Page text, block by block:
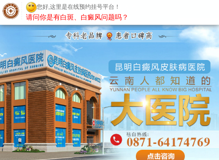
昆明白癜风医院
您好,这里是在线预约挂号平台！
请问你是有白斑、白癜风问题吗？